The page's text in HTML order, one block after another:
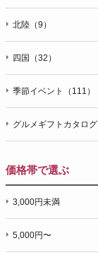
北陸（9）
四国（32）
季節イベント（111）
グルメギフトカタログ
価格帯で選ぶ
3,000円未満
5,000円〜